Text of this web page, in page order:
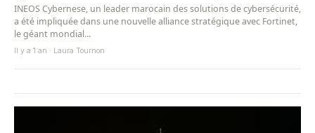
INEOS Cybernese, un leader marocain des solutions de cybersécurité,
a été impliquée dans une nouvelle alliance stratégique avec Fortinet,
le géant mondial...
Il y a 1 an · Laura Tournon